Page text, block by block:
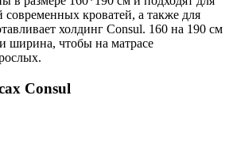
кроватей, а также для
холдинг Consul. 160 на 190 см
ширина, чтобы на матрасе
Consul